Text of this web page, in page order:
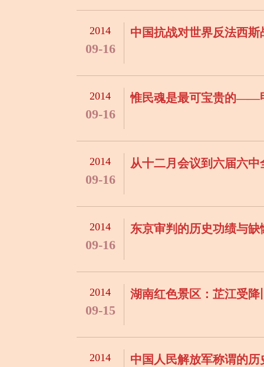
2014
09-16
中国抗战对世界反法西
2014
09-16
惟民魂是最可宝贵的——
2014
09-16
从十二月会议到六届六中
2014
09-16
东京审判的历史功绩与缺
2014
09-15
湖南红色景区：芷江受降
2014 中国人民解放军称谓的历